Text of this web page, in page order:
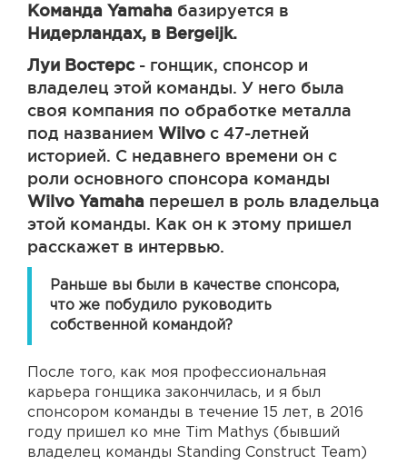
Команда Yamaha базируется в
Нидерландах, в Bergeijk.
Луи Востерс- гонщик, спонсор и
владелец этой команды. У него была
своя компания по обработке металла
под названием Wilvo с 47-летней
историей. С недавнего времени он с
роли основного спонсора команды
Wilvo Yamaha перешел в роль владельца
этой команды. Как он к этому пришел
расскажет в интервью.
Раньше вы были в качестве спонсора,
что же побудило руководить
собственной командой?
После того, как моя профессиональная
карьера гонщика закончилась, и я был
спонсором команды в течение 15 лет, в 2016
году пришел ко мне Tim Mathys (бывший
владелец команды Standing Construct Team)